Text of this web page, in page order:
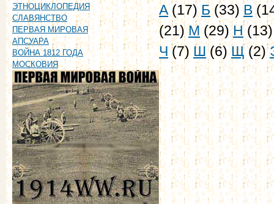
ЭТНОЦИКЛОПЕДИЯ
СЛАВЯНСТВО
ПЕРВАЯ МИРОВАЯ
АПСУАРА
ВОЙНА 1812 ГОДА
МОСКОВИЯ
А(17)Б(33)В
(21)М(29)Н
Ч(7)Ш(6)Щ(2)